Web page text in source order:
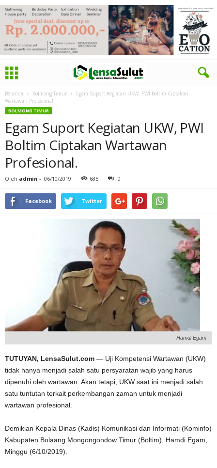
Beranda Bolmong Timur
Egam Suport Kegiatan UKW, PWI Boltim Ciptakan
Wartawan Profesional.
BOLMONG TIMUR
Egam Suport Kegiatan UKW, PWI
Boltim Ciptakan Wartawan
Profesional.
Oleh admin - 06/10/2019 685 0
Facebook Twitter
Hamdi Egam
TUTUYAN, LensaSulut.com — Uji Kompetensi Wartawan (UKW)
tidak hanya menjadi salah satu persyaratan wajib yang harus
dipenuhi oleh wartawan. Akan tetapi, UKW saat ini menjadi salah
satu tuntutan terkait perkembangan zaman untuk menjadi
wartawan profesional.
Demikian Kepala Dinas (Kadis) Komunikasi dan Informati (Kominfo)
Kabupaten Bolaang Mongongondow Timur (Boltim), Hamdi Egam,
Minggu (6/10/2019).